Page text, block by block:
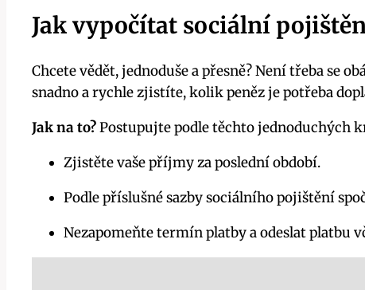
Jak vypočítat sociální
Chcete vědět, jednoduše a přesně? Není třeba se
snadno a rychle zjistíte, kolik peněz je potřeba
Jak na to?Postupujte podle těchto jednoduchých
Zjistěte vaše příjmy za poslední období.
Podle příslušné sazby sociálního pojištění
Nezapomeňte termín platby a odeslat platbu